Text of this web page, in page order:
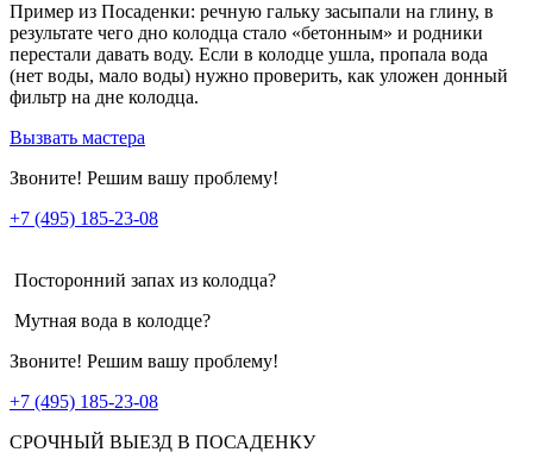
Пример из Посаденки: речную гальку засыпали на глину, в
результате чего дно колодца стало «бетонным» и родники
перестали давать воду. Если в колодце ушла, пропала вода
(нет воды, мало воды) нужно проверить, как уложен донный
фильтр на дне колодца.
Вызвать мастера
Звоните! Решим вашу проблему!
+7 (495) 185-23-08
Посторонний запах из колодца?
Мутная вода в колодце?
Звоните! Решим вашу проблему!
+7 (495) 185-23-08
СРОЧНЫЙ ВЫЕЗД В ПОСАДЕНКУ